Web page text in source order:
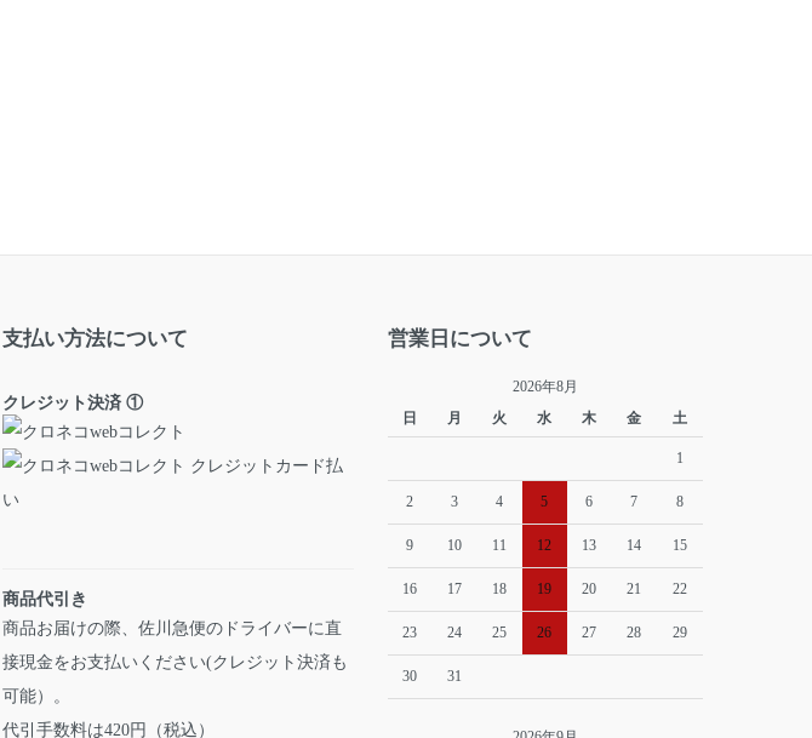
支払い方法について
クレジット決済 ①
商品代引き
商品お届けの際、佐川急便のドライバーに直
接現金をお支払いください(クレジット決済も
可能）。
代引手数料は420円（税込）
営業日について
2026年8月
日
月 火 水 木 金 土
1
2 3 4 5 6 7 8
9 10 11 12 13 14 15
16 17 18 19 20 21 22
23 24 25 26 27 28 29
30 31